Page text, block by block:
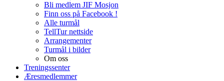
Bli medlem JIF Mosjon
Finn oss på Facebook !
Alle turmål
TellTur nettside
Arrangementer
Turmål i bilder
Om oss
Treningssenter
Æresmedlemmer